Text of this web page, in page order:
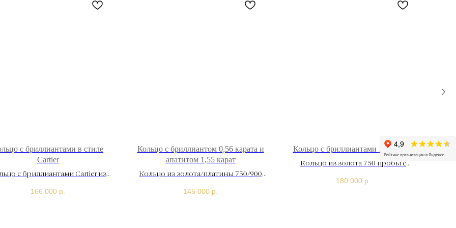
с бриллиантами в стиле
Cartier
c бриллиантами Cartier из
166 000 р.
Кольцо с бриллиантом 0,56 карата и
апатитом 1,55 карат
Кольцо из золота/платины 750/900
апатитом 1,55 карат
145 000 р.
Кольцо с бриллиантами 1,49 карат
Кольцо из золота 750 пробы с
180 000 р.